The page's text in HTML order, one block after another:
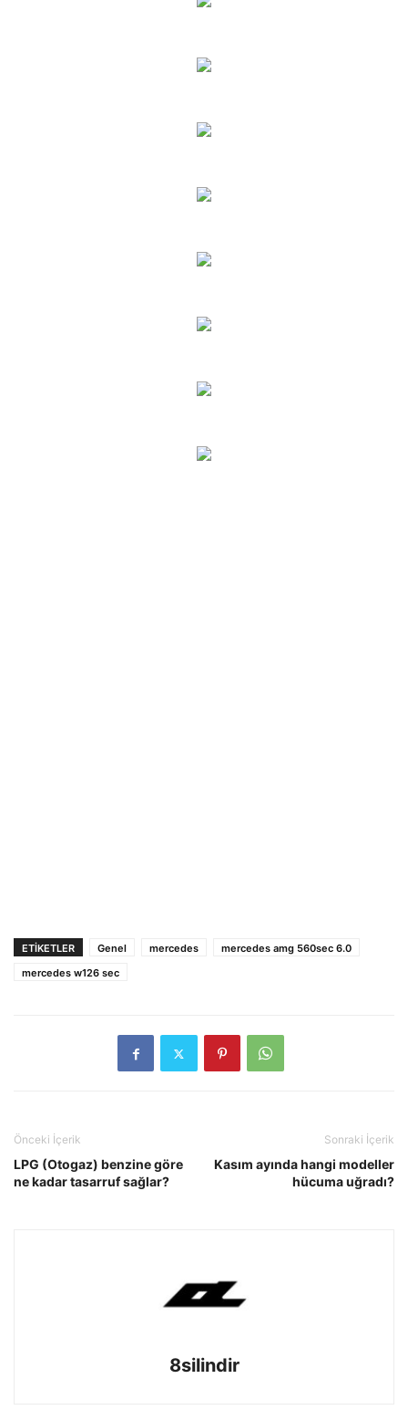
ETIKETLER Genel mercedes
mercedes amg 560sec 6.0
mercedes w126 sec
Önceki İçerik
LPG (Otogaz) benzine göre
ne kadar tasarruf sağlar?
Sonraki İçerik
Kasım ayında hangi modeller
hücuma uğradı?
8silindir